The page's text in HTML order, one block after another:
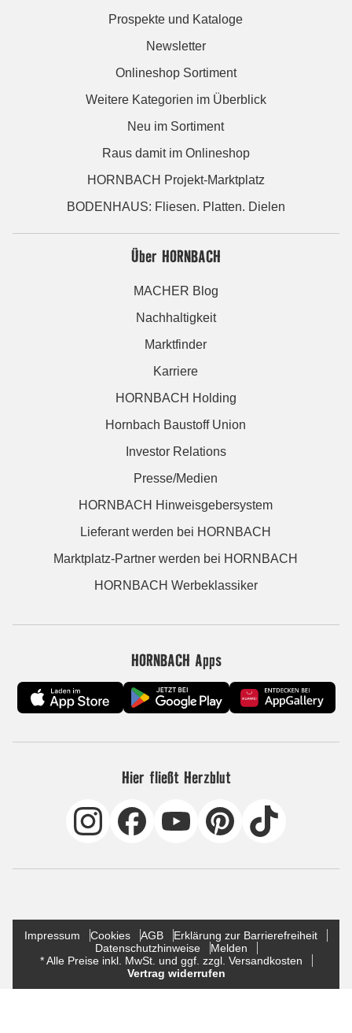
Prospekte und Kataloge
Newsletter
Onlineshop Sortiment
Weitere Kategorien im Überblick
Neu im Sortiment
Raus damit im Onlineshop
HORNBACH Projekt-Marktplatz
BODENHAUS: Fliesen. Platten. Dielen
Über HORNBACH
MACHER Blog
Nachhaltigkeit
Marktfinder
Karriere
HORNBACH Holding
Hornbach Baustoff Union
Investor Relations
Presse/Medien
HORNBACH Hinweisgebersystem
Lieferant werden bei HORNBACH
Marktplatz-Partner werden bei HORNBACH
HORNBACH Werbeklassiker
HORNBACH Apps
Hier fließt Herzblut
Impressum Cookies AGB
Erklärung zur Barrierefreiheit
Datenschutzhinweise
Melden
* Alle Preise inkl. MwSt. und ggf. zzgl. Versandkosten
Vertrag widerrufen